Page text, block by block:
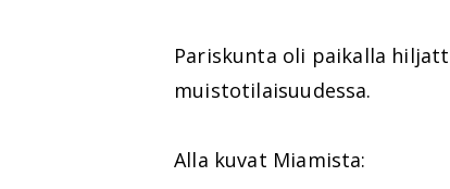
Pariskunta oli paikalla
muistotilaisuudessa.
Alla kuvat Miamista: